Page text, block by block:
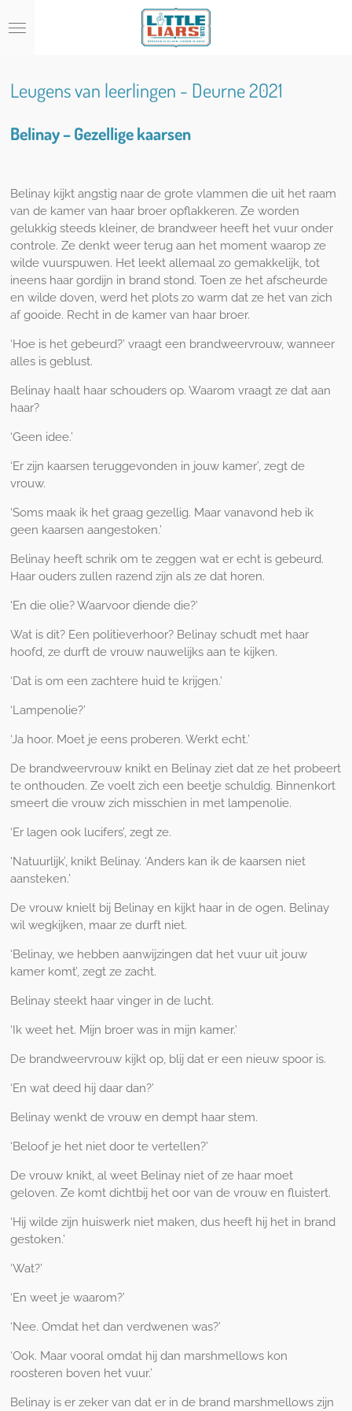
direct
hoofdinhoud
Leugens van leerlingen - Deurne 2021
Belinay – Gezellige kaarsen
Belinay kijkt angstig naar de grote vlammen die uit het raam
van de kamer van haar broer opflakkeren. Ze worden
gelukkig steeds kleiner, de brandweer heeft het vuur onder
controle. Ze denkt weer terug aan het moment waarop ze
wilde vuurspuwen. Het leekt allemaal zo gemakkelijk, tot
ineens haar gordijn in brand stond. Toen ze het afscheurde
en wilde doven, werd het plots zo warm dat ze het van zich
af gooide. Recht in de kamer van haar broer.
‘Hoe is het gebeurd?’ vraagt een brandweervrouw, wanneer
alles is geblust.
Belinay haalt haar schouders op. Waarom vraagt ze dat aan
haar?
‘Geen idee.’
‘Er zijn kaarsen teruggevonden in jouw kamer’, zegt de
vrouw.
‘Soms maak ik het graag gezellig. Maar vanavond heb ik
geen kaarsen aangestoken.’
Belinay heeft schrik om te zeggen wat er echt is gebeurd.
Haar ouders zullen razend zijn als ze dat horen.
‘En die olie? Waarvoor diende die?’
Wat is dit? Een politieverhoor? Belinay schudt met haar
hoofd, ze durft de vrouw nauwelijks aan te kijken.
‘Dat is om een zachtere huid te krijgen.’
‘Lampenolie?’
‘Ja hoor. Moet je eens proberen. Werkt echt.’
De brandweervrouw knikt en Belinay ziet dat ze het probeert
te onthouden. Ze voelt zich een beetje schuldig. Binnenkort
smeert die vrouw zich misschien in met lampenolie.
‘Er lagen ook lucifers’, zegt ze.
‘Natuurlijk’, knikt Belinay. ‘Anders kan ik de kaarsen niet
aansteken.’
De vrouw knielt bij Belinay en kijkt haar in de ogen. Belinay
wil wegkijken, maar ze durft niet.
‘Belinay, we hebben aanwijzingen dat het vuur uit jouw
kamer komt’, zegt ze zacht.
Belinay steekt haar vinger in de lucht.
‘Ik weet het. Mijn broer was in mijn kamer.’
De brandweervrouw kijkt op, blij dat er een nieuw spoor is.
‘En wat deed hij daar dan?’
Belinay wenkt de vrouw en dempt haar stem.
‘Beloof je het niet door te vertellen?’
De vrouw knikt, al weet Belinay niet of ze haar moet
geloven. Ze komt dichtbij het oor van de vrouw en fluistert.
‘Hij wilde zijn huiswerk niet maken, dus heeft hij het in brand
gestoken.’
‘Wat?’
‘En weet je waarom?’
‘Nee. Omdat het dan verdwenen was?’
‘Ook. Maar vooral omdat hij dan marshmellows kon
roosteren boven het vuur.’
Belinay is er zeker van dat er in de brand marshmellows zijn